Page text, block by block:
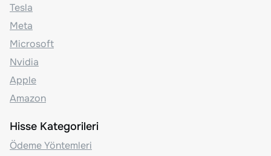
Tesla
Meta
Microsoft
Nvidia
Apple
Amazon
Hisse Kategorileri
Ödeme Yöntemleri